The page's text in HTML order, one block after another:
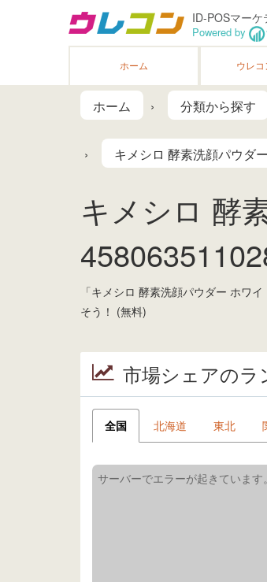
ID-POSマー
Powered by
ホーム ウレ
ホーム 分類から探す
キメシロ 酵素洗顔パウダ
キメシロ 酵
「キメシロ 酵素洗顔パウダー ホワ
そう！ (無料)
市場シェアのラ
全国 北海道 東北